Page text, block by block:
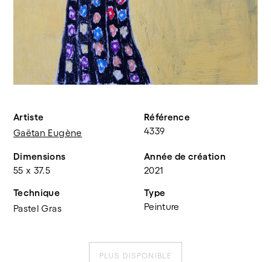
Artiste
Gaëtan Eugène
Référence
4339
Dimensions
55 x 37.5
Année de création
2021
Technique
Pastel Gras
Type
Peinture
PLUS DISPONIBLE